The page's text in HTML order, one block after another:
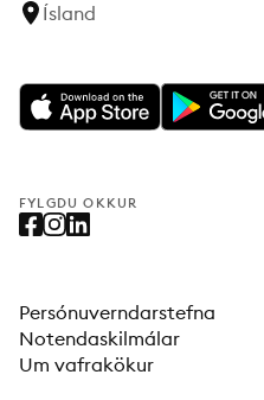
Ísland
FYLGDU OKKUR
Persónuverndarstefna
Notendaskilmálar
Um vafrakökur